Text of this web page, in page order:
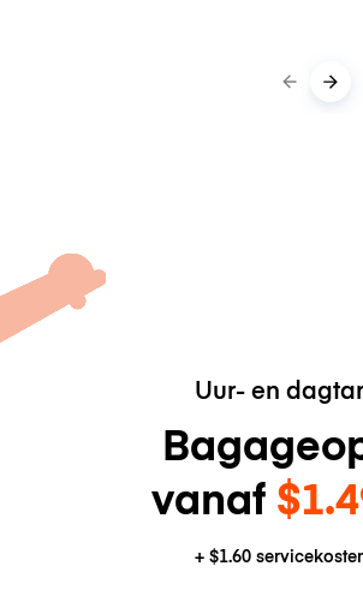
Uur- en
vanaf
+ $1.60